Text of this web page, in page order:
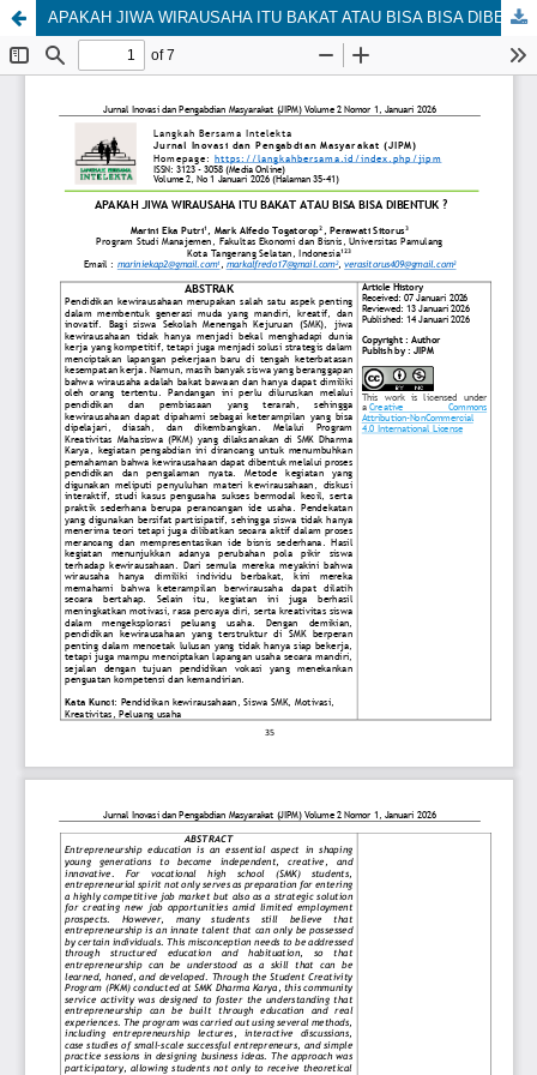
APAKAH JIWA WIRAUSAHA ITU BAKAT ATAU BISA BISA DIBENTUK ?